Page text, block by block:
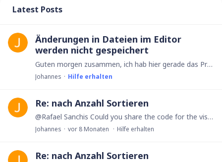
Latest Posts
Änderungen in Dateien im Editor
werden nicht gespeichert
Guten morgen zusammen, ich hab hier gerade das Problem, dass Änderungen und Anmerkungen im Datei-Editor nicht gespeichert werden. Es wird zwar zunächst alles korrekt angezeigt,…
Johannes Hilfe erhalten
Re: nach Anzahl Sortieren
@Rafael Sanchis Could you share the code for the visualization? It looks really cool. 🙂
Johannes vor 8 Monaten Hilfe erhalten
Re: nach Anzahl Sortieren